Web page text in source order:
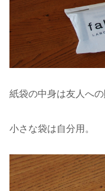
紙袋の中身は友人へ
小さな袋は自分用。